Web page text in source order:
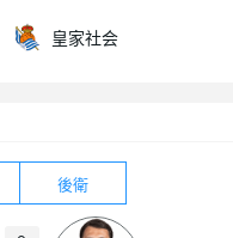
皇家社会
後衛